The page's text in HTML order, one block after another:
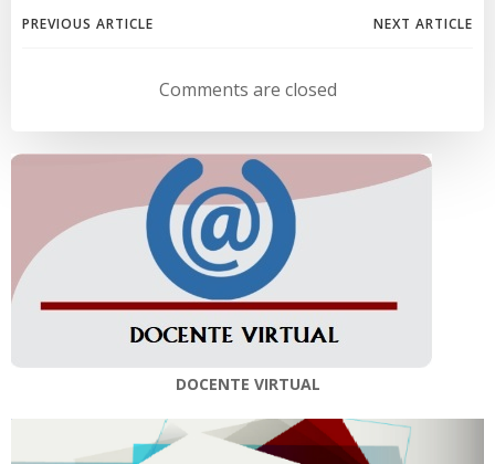
Navegación
entradas
PREVIOUS ARTICLE
Navegación
de
entradas
NEXT ARTICLE
Comments are closed
DOCENTE VIRTUAL